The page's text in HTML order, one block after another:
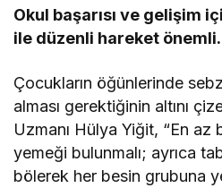
Okul başarısı ve gelişim
ile düzenli hareket
Çocukların öğünlerinde
alması gerektiğinin altını
Uzmanı Hülya Yiğit, “En
yemeği bulunmalı; ayrıca
bölerek her besin grubuna